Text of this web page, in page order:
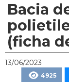
Bacia
(ficha
13/06/2023
4925